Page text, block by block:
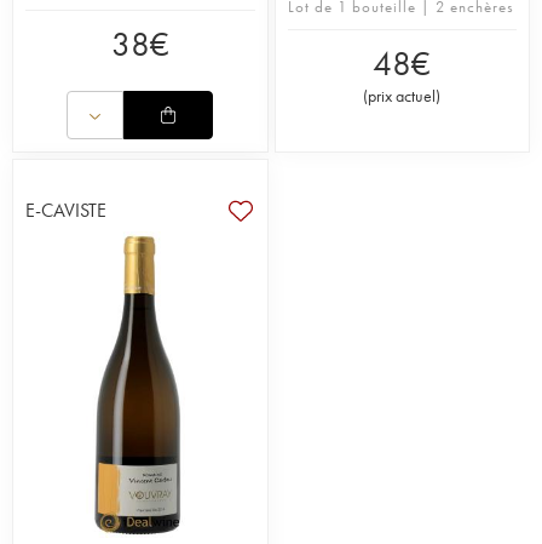
38€
Lot de 1 bouteille | 2 enchères
48€
(prix actuel)
E-CAVISTE